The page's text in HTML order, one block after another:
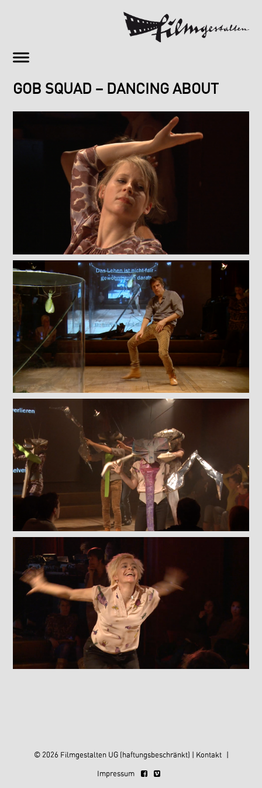
GOB SQUAD – DANCING ABOUT
© 2026 Filmgestalten UG (haftungsbeschränkt) | Kontakt |
Impressum